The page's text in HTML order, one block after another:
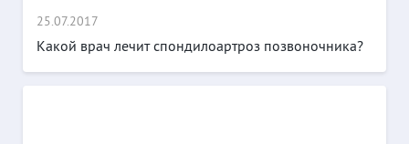
25.07.2017
Какой врач лечит спондилоартроз позвоночника?